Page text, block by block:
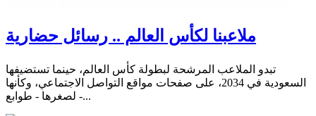
ملاعبنا لكأس العالم .. رسائل حضارية
تبدو الملاعب المرشحة لبطولة كأس العالم، حينما تستضيفها
السعودية في 2034، على صفحات مواقع التواصل الاجتماعي، وكأنها
- لصغرها - طوابع...